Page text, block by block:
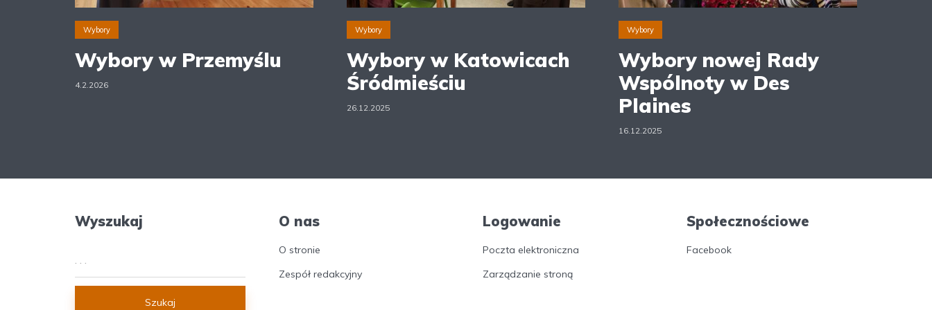
Wybory
Wybory w Przemyślu
4.2.2026
Wybory
Wybory w Katowicach
Śródmieściu
26.12.2025
Wybory
Wybory nowej Rady
Wspólnoty w Des
Plaines
16.12.2025
Wyszukaj
Szukaj
O nas
O stronie
Zespół redakcyjny
Logowanie
Poczta elektroniczna
Zarządzanie stroną
Społecznościowe
Facebook